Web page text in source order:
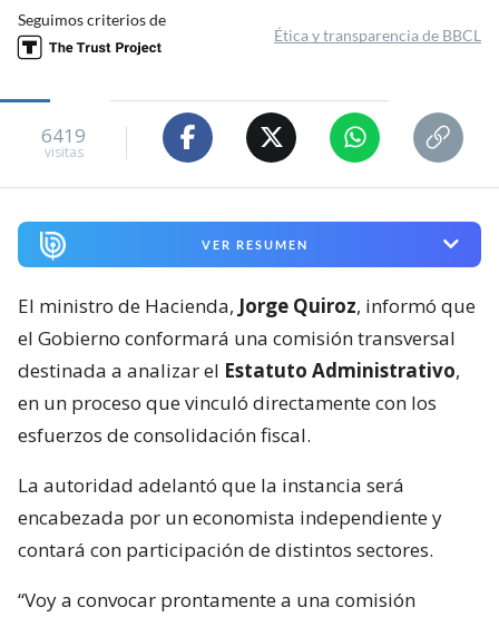
Seguimos criterios de
Ética y transparencia de BBCL
6419
visitas
VER RESUMEN
El ministro de Hacienda, Jorge Quiroz, informó que
el Gobierno conformará una comisión transversal
destinada a analizar el Estatuto Administrativo,
en un proceso que vinculó directamente con los
esfuerzos de consolidación fiscal.
La autoridad adelantó que la instancia será
encabezada por un economista independiente y
contará con participación de distintos sectores.
“Voy a convocar prontamente a una comisión